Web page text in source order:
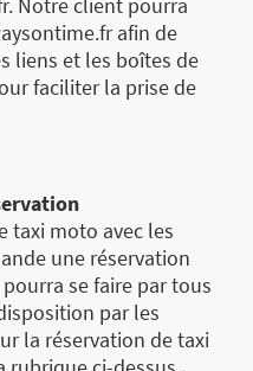
Notre client pourra
afin de
liens et les boîtes de
faciliter la prise de
taxi moto avec les
une réservation
se faire par tous
par les
la réservation de taxi